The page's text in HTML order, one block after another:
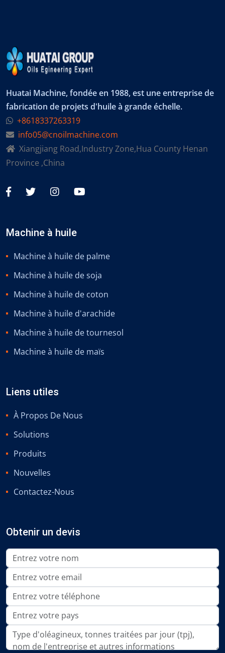
Huatai Machine, fondée en 1988, est une entreprise de
fabrication de projets d'huile à grande échelle.
+8618337263319
info05@cnoilmachine.com
Xiangjiang Road,Industry Zone,Hua County Henan
Province ,China
Machine à huile
Machine à huile de palme
Machine à huile de soja
Machine à huile de coton
Machine à huile d'arachide
Machine à huile de tournesol
Machine à huile de maïs
Liens utiles
À Propos De Nous
Solutions
Produits
Nouvelles
Contactez-Nous
Obtenir un devis